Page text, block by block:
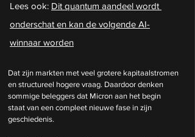
Lees ook: Dit quantum aandeel wordt
onderschat en kan de volgende AI-
winnaar worden
Dat zijn markten met veel grotere kapitaalstromen
en structureel hogere vraag. Daardoor denken
sommige beleggers dat Micron aan het begin
staat van een compleet nieuwe fase in zijn
geschiedenis.